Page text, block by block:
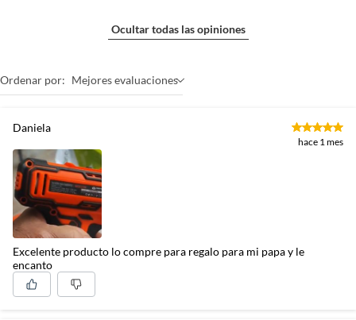
Ocultar todas las opiniones
Ordenar por: Mejores evaluaciones
Daniela
hace 1 mes
Excelente producto lo compre para regalo para mi papa y le
encanto